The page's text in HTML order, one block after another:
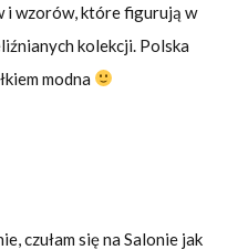
i wzorów, które figurują w
kolekcji. Polska
modna
czułam się na Salonie jak